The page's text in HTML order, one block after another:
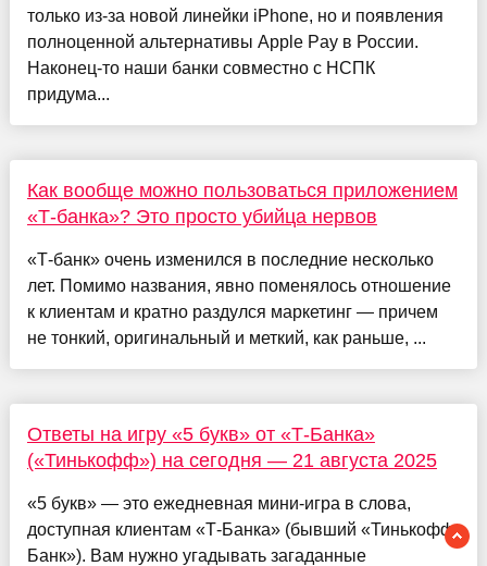
только из-за новой линейки iPhone, но и появления
полноценной альтернативы Apple Pay в России.
Наконец-то наши банки совместно с НСПК
придума...
Как вообще можно пользоваться приложением
«Т-банка»? Это просто убийца нервов
«Т-банк» очень изменился в последние несколько
лет. Помимо названия, явно поменялось отношение
к клиентам и кратно раздулся маркетинг — причем
не тонкий, оригинальный и меткий, как раньше, ...
Ответы на игру «5 букв» от «Т-Банка»
(«Тинькофф») на сегодня — 21 августа 2025
«5 букв» — это ежедневная мини-игра в слова,
доступная клиентам «Т-Банка» (бывший «Тинькофф
Банк»). Вам нужно угадывать загаданные